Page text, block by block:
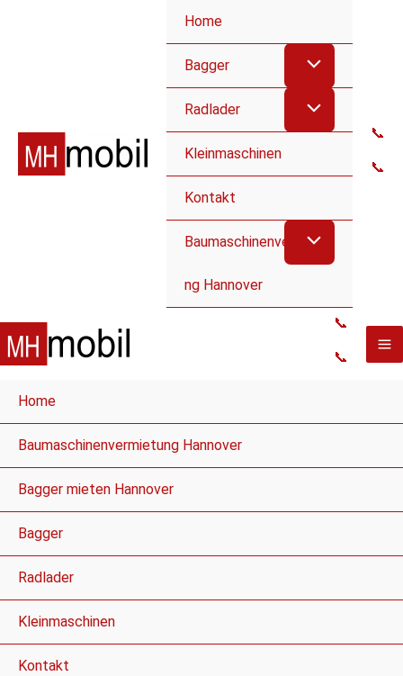
Home
Bagger
Radlader
Kleinmaschinen
Kontakt
Baumaschinenvermietu
ng Hannover
📞
📞
📞
📞
Home
Baumaschinenvermietung Hannover
Bagger mieten Hannover
Bagger
Radlader
Kleinmaschinen
Kontakt